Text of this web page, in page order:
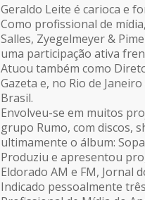
Geraldo Leite é carioca e
Como profissional de
Salles, Zyegelmeyer &
uma participação ativa
Atuou também como
Gazeta e, no Rio de
Brasil.
Envolveu-se em muitos
grupo Rumo, com discos,
ultimamente o álbum:
Produziu e apresentou
Eldorado AM e FM, Jornal
Indicado pessoalmente